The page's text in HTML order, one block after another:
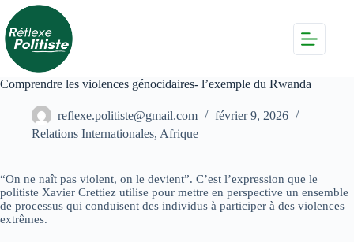
Passer
au
contenu
Comprendre les violences génocidaires- l’exemple du Rwanda
reflexe.politiste@gmail.com
février 9, 2026
Relations Internationales, Afrique
“On ne naît pas violent, on le devient”. C’est l’expression que le
politiste Xavier Crettiez utilise pour mettre en perspective un ensemble
de processus qui conduisent des individus à participer à des violences
extrêmes.